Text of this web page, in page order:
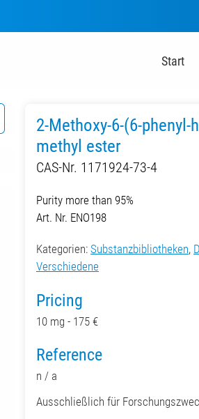
Start
2-Methoxy-6-(6-
methyl ester
CAS-Nr. 1171924-73-4
Purity more than 95%
Art. Nr. ENO198
Kategorien: Substanzbibliotheken,
Verschiedene
Pricing
10 mg - 175 €
Reference
n / a
Ausschließlich für